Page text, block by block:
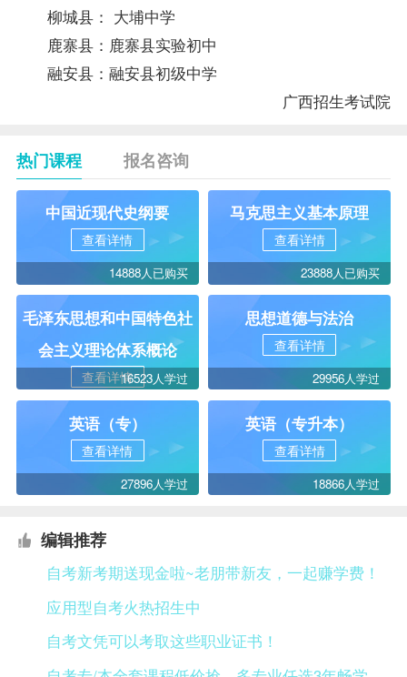
柳城县： 大埔中学
鹿寨县：鹿寨县实验初中
融安县：融安县初级中学
广西招生考试院
热门课程 报名咨询
中国近现代史纲要
查看详情
14888人已购买
马克思主义基本原理
查看详情
23888人已购买
毛泽东思想和中国特色社
会主义理论体系概论
查看详情16523人学过
思想道德与法治
查看详情
29956人学过
英语（专）
查看详情
27896人学过
英语（专升本）
查看详情
18866人学过
编辑推荐
自考新考期送现金啦~老朋带新友，一起赚学费！
应用型自考火热招生中
自考文凭可以考取这些职业证书！